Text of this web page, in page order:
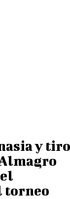
y tiro
torneo